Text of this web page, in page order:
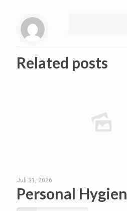
Related posts
Juli 31, 2026
Personal